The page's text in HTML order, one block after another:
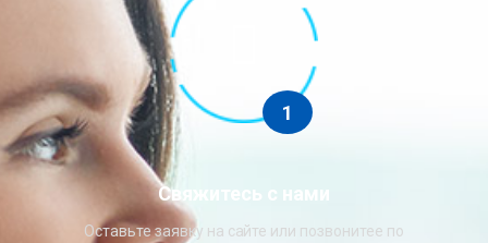
1
Свяжитесь с нами
Оставьте заявку на сайте или позвонитее по